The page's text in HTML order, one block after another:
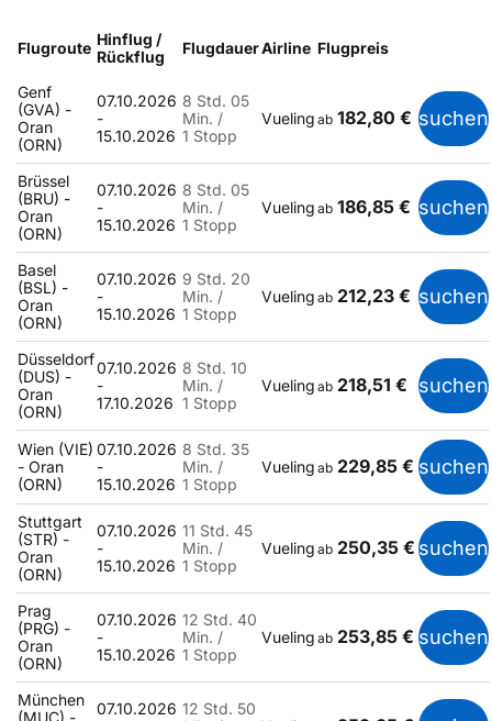
Flugroute Hinflug /
Rückflug
FlugdauerAirline Flugpreis
Genf
(GVA) -
Oran
(ORN)
07.10.2026
-
15.10.2026
8 Std. 05
Min. /
1 Stopp
Vueling ab 182,80 € suchen
Brüssel
(BRU) -
Oran
(ORN)
07.10.2026
-
15.10.2026
8 Std. 05
Min. /
1 Stopp
Vueling ab 186,85 € suchen
Basel
(BSL) -
Oran
(ORN)
07.10.2026
-
15.10.2026
9 Std. 20
Min. /
1 Stopp
Vueling ab 212,23 € suchen
Düsseldorf
(DUS) -
Oran
(ORN)
07.10.2026
-
17.10.2026
8 Std. 10
Min. /
1 Stopp
Vueling ab 218,51 € suchen
Wien (VIE)
- Oran
(ORN)
07.10.2026
-
15.10.2026
8 Std. 35
Min. /
1 Stopp
Vueling ab 229,85 € suchen
Stuttgart
(STR) -
Oran
(ORN)
07.10.2026
-
15.10.2026
11 Std. 45
Min. /
1 Stopp
Vueling ab 250,35 € suchen
Prag
(PRG) -
Oran
(ORN)
07.10.2026
-
15.10.2026
12 Std. 40
Min. /
1 Stopp
Vueling ab 253,85 € suchen
München
(MUC) -
07.10.2026 12 Std. 50